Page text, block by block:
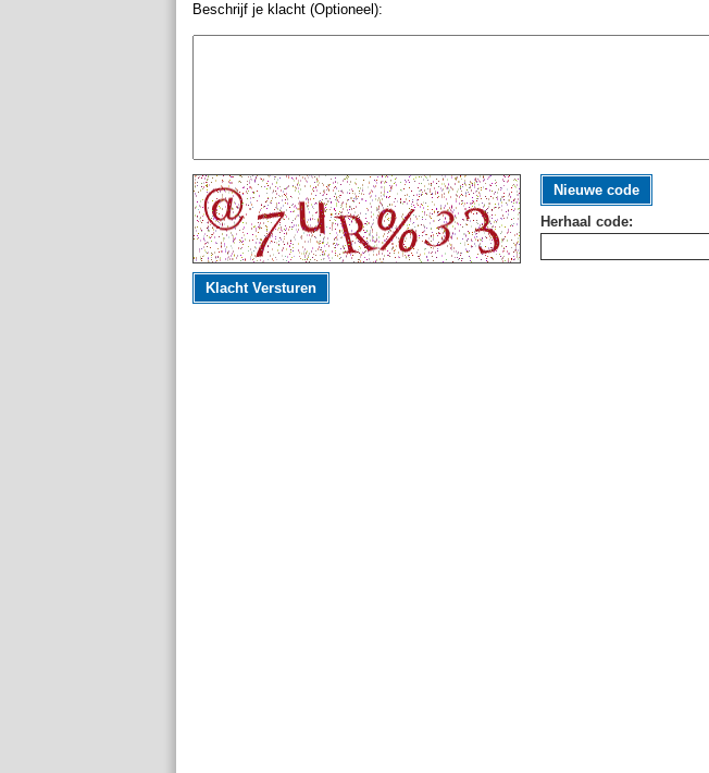
Beschrijf je klacht (Optioneel):
Nieuwe code
Herhaal code:
Klacht Versturen